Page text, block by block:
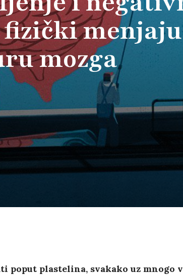
menjaju
mozga
plastelina, svakako uz mnogo